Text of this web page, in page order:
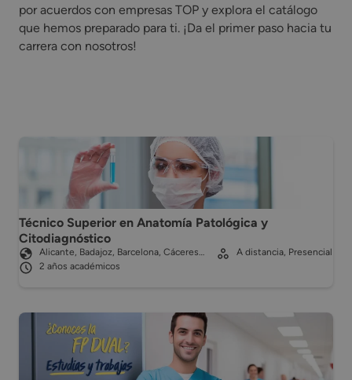
por acuerdos con empresas TOP y explora el catálogo
que hemos preparado para ti. ¡Da el primer paso hacia tu
carrera con nosotros!
Técnico Superior en Anatomía Patológica y
Citodiagnóstico
Alicante, Badajoz, Barcelona, Cáceres…
2 años académicos
A distancia, Presencial